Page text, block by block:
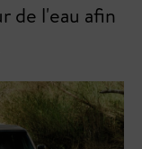
de l'eau afin